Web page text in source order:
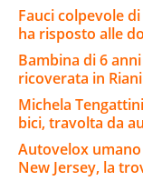
Fauci colpevole
ha risposto alle
Bambina di 6
ricoverata in
Michela
bici, travolta da
Autovelox
New Jersey, la